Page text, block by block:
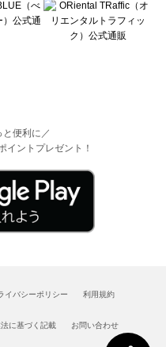
便利に／
イントプレゼント！
イバシーポリシー 利用規約
に基づく記載 お問い合わせ